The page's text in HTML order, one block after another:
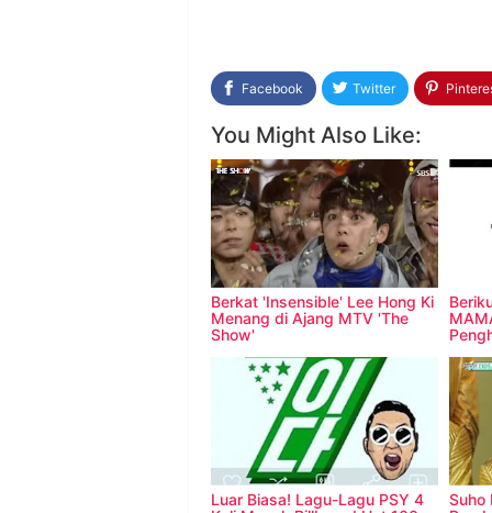
Facebook Twitter
You Might Also Like:
Berkat 'Insensible' Lee Hong Ki
Menang di Ajang MTV 'The
Show'
Luar Biasa! Lagu-Lagu PSY 4
Suho